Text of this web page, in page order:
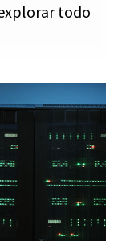
todo